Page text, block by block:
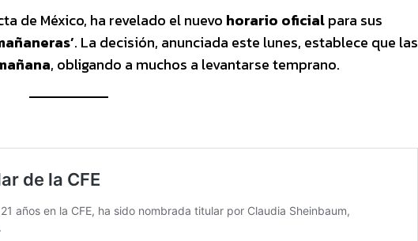
de México, ha revelado el nuevo horario oficialpara sus
. La decisión, anunciada este lunes, establece que las
, obligando a muchos a levantarse temprano.